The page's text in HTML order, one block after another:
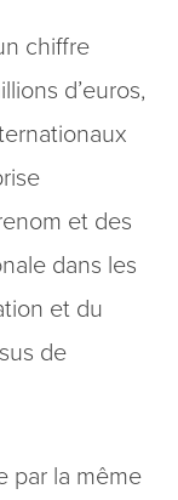
chiffre
d’euros,
et des
dans les
et du
de
par la même